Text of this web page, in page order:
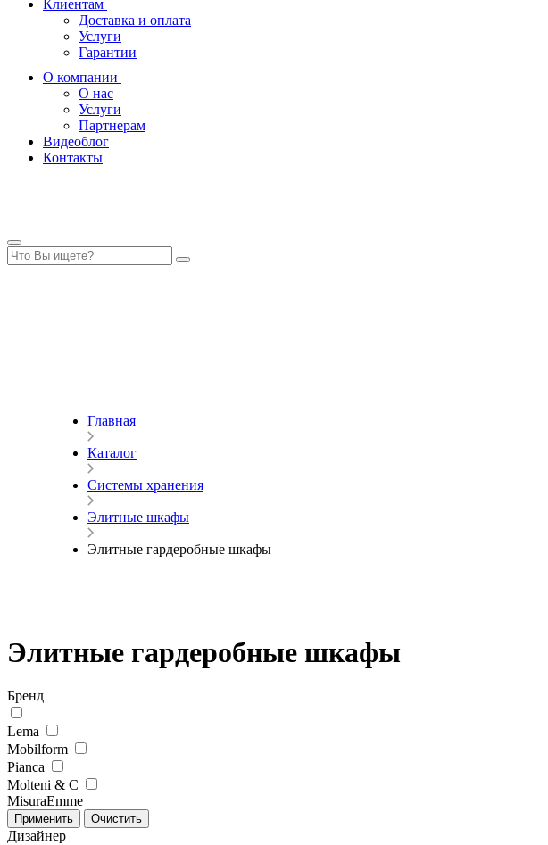
Клиентам
Доставка и оплата
Услуги
Гарантии
О компании
О нас
Услуги
Партнерам
Видеоблог
Контакты
Главная
Каталог
Системы хранения
Элитные шкафы
Элитные гардеробные шкафы
Элитные гардеробные шкафы
Бренд
Lema
Mobilform
Pianca
Molteni & C
MisuraEmme
Дизайнер